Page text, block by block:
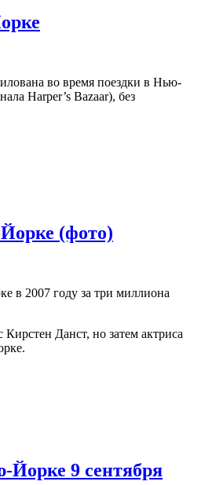
во время поездки в Нью-
Harper’s Bazaar), без
(фото)
в 2007 году за три миллиона
Данст, но затем актриса
9 сентября